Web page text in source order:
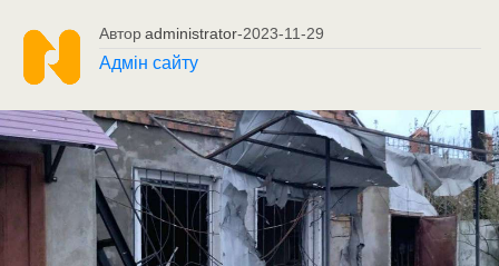
Автор administrator-2023-11-29
Адмін сайту